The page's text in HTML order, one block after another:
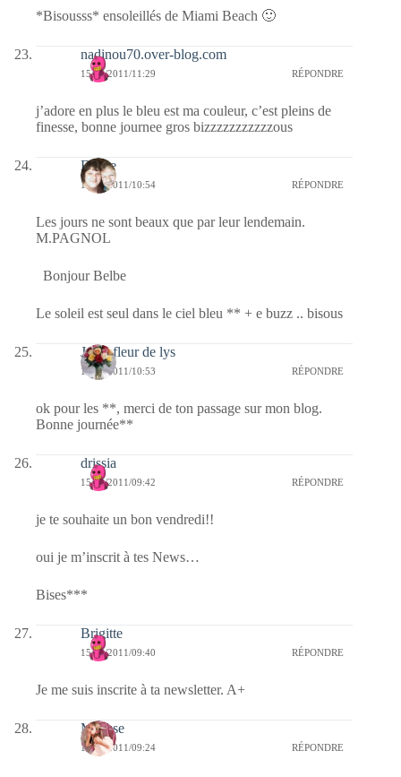
*Bisousss* ensoleillés de Miami Beach 🙂
nadinou70.over-blog.com
15/04/2011/11:29 RÉPONDRE
j’adore en plus le bleu est ma couleur, c’est pleins de
finesse, bonne journee gros bizzzzzzzzzzzous
Eliane
15/04/2011/10:54 RÉPONDRE
Les jours ne sont beaux que par leur lendemain.
M.PAGNOL
Bonjour Belbe
Le soleil est seul dans le ciel bleu ** + e buzz .. bisous
Jaffy-fleur de lys
15/04/2011/10:53 RÉPONDRE
ok pour les **, merci de ton passage sur mon blog.
Bonne journée**
drissia
15/04/2011/09:42 RÉPONDRE
je te souhaite un bon vendredi!!
oui je m’inscrit à tes News…
Bises***
Brigitte
15/04/2011/09:40 RÉPONDRE
Je me suis inscrite à ta newsletter. A+
Mousse
15/04/2011/09:24 RÉPONDRE